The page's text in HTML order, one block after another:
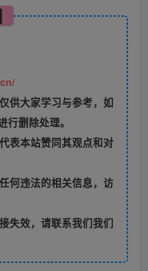
供大家学习与参考，如
删除处理。
表本站赞同其观点和对
何违法的相关信息，访
失效，请联系我们我们